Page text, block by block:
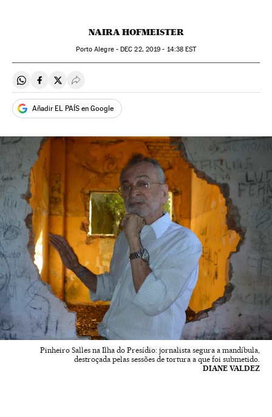
NAIRA HOFMEISTER
Porto Alegre -DEC 22, 2019 - 14:38 EST
Compartir en Whatsapp
Compartir en Facebook
Compartir en Twitter
Desplegar Redes Sociales
Añadir EL PAÍS en Google
Pinheiro Salles na Ilha do Presídio: jornalista segura a mandíbula,
destroçada pelas sessões de tortura a que foi submetido.
DIANE VALDEZ